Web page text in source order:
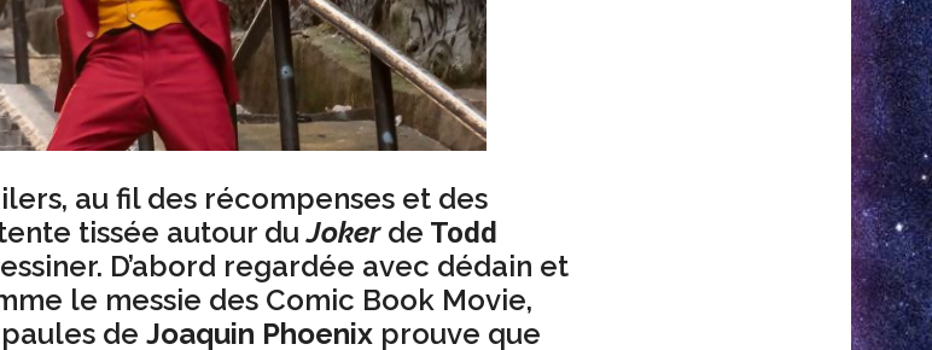
au fil des récompenses et des
tissée autour duJokerde Todd
D’abord regardée avec dédain et
le messie des Comic Book Movie,
de Joaquin Phoenixprouve que